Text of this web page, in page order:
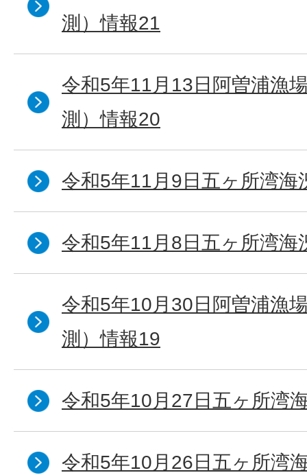
測）情報21
令和5年11月13日阿曽浦漁
測）情報20
令和5年11月9日五ヶ所湾海
令和5年11月8日五ヶ所湾海
令和5年10月30日阿曽浦漁
測）情報19
令和5年10月27日五ヶ所湾
令和5年10月26日五ヶ所湾